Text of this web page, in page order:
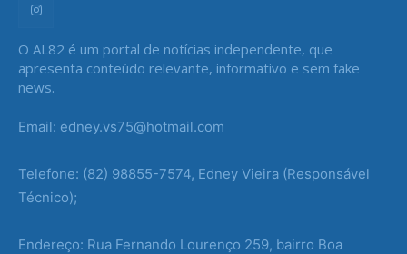
O AL82 é um portal de notícias independente, que
apresenta conteúdo relevante, informativo e sem fake
news.
Email: edney.vs75@hotmail.com
Telefone: (82) 98855-7574, Edney Vieira (Responsável
Técnico);
Endereço: Rua Fernando Lourenço 259, bairro Boa